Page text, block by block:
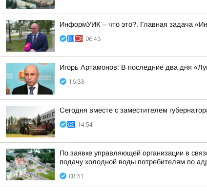
ИнформУИК – что это?. Главная задача
06:43
Игорь Артамонов: В последние два дня
16:33
Сегодня вместе с заместителем
14:54
По заявке управляющей организации в
подачу холодной воды потребителям по
08:51